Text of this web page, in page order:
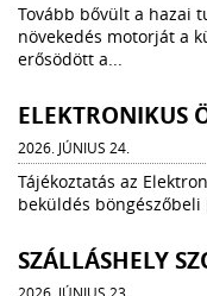
Tovább bővült a hazai
növekedés motorját a
erősödött a...
ELEKTRONIKUS
2026. JÚNIUS 24.
Tájékoztatás az
beküldés
SZÁLLÁSHELY
2026. JÚNIUS 23.